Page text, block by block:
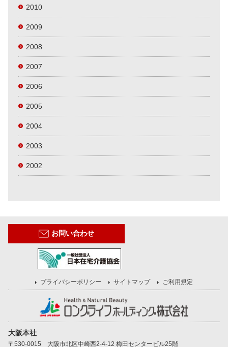
2010
2009
2008
2007
2006
2005
2004
2003
2002
お問い合わせ
プライバシーポリシー サイトマップ ご利用規定
大阪本社
〒530-0015 大阪市北区中崎西2-4-12 梅田センタービル25階